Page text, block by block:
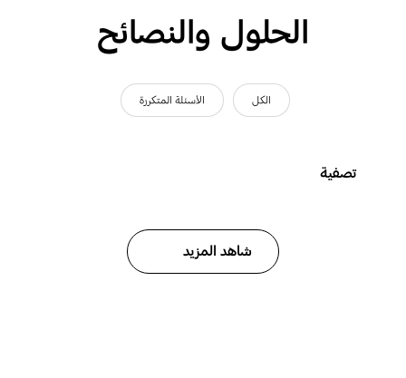
الحلول والنصائح
الكل الأسئلة المتكررة
تصفية
شاهد المزيد